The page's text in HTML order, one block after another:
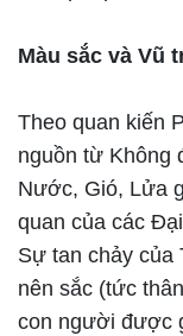
Màu sắc và Vũ
Theo quan kiến
nguồn từ Không
Nước, Gió, Lửa
quan của các
Sự tan chảy của
nên sắc (tức
con người được